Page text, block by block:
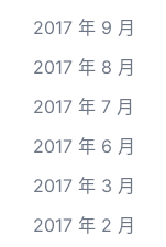
2017 年 9 月
2017 年 8 月
2017 年 7 月
2017 年 6 月
2017 年 3 月
2017 年 2 月